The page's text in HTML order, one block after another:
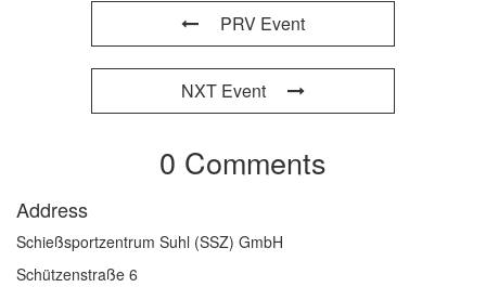
PRV Event
NXT Event
0 Comments
Address
Schießsportzentrum Suhl (SSZ) GmbH
Schützenstraße 6